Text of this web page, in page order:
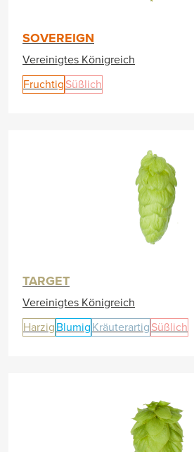
SOVEREIGN
Vereinigtes Königreich
Fruchtig Süßlich
TARGET
Vereinigtes Königreich
Harzig Blumig Kräuterartig Süßlich